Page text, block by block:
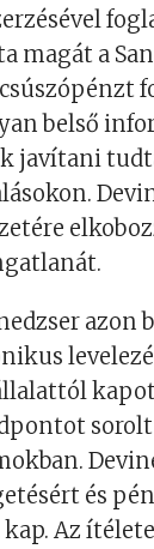
magát a
belső
javítani
azon
és
kap. Az